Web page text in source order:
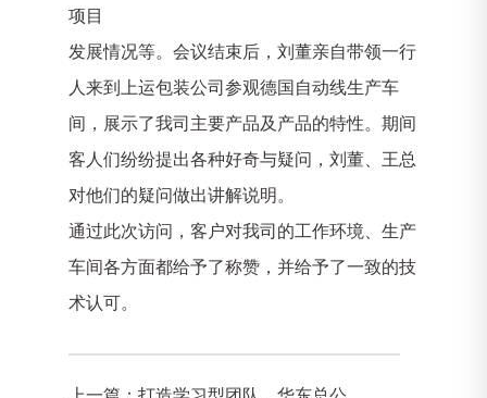
项目
发展情况等。会议结束后，刘董亲自带领一行
人来到上运包装公司参观德国自动线生产车
间，展示了我司主要产品及产品的特性。期间
客人们纷纷提出各种好奇与疑问，刘董、王总
对他们的疑问做出讲解说明。
通过此次访问，客户对我司的工作环境、生产
车间各方面都给予了称赞，并给予了一致的技
术认可。